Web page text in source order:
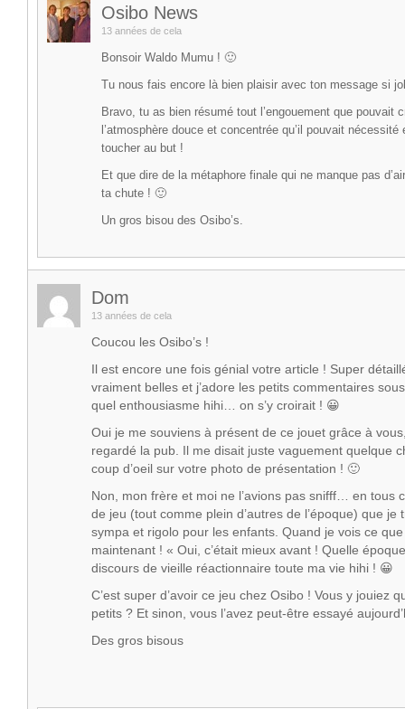
Osibo News
13 années de cela
Bonsoir Waldo Mumu ! 🙂
Tu nous fais encore là bien plaisir avec ton message si
Bravo, tu as bien résumé tout l’engouement que pouvait
l’atmosphère douce et concentrée qu’il pouvait nécessité
toucher au but !
Et que dire de la métaphore finale qui ne manque pas
ta chute ! 🙂
Un gros bisou des Osibo’s.
Dom
13 années de cela
Coucou les Osibo’s !
Il est encore une fois génial votre article ! Super
vraiment belles et j’adore les petits commentaires
quel enthousiasme hihi… on s’y croirait ! 😀
Oui je me souviens à présent de ce jouet grâce à
regardé la pub. Il me disait juste vaguement quelque
coup d’oeil sur votre photo de présentation ! 🙂
Non, mon frère et moi ne l’avions pas snifff… en tous
de jeu (tout comme plein d’autres de l’époque) que je
sympa et rigolo pour les enfants. Quand je vois ce que
maintenant ! « Oui, c’était mieux avant ! Quelle
discours de vieille réactionnaire toute ma vie hihi ! 😀
C’est super d’avoir ce jeu chez Osibo ! Vous y jouiez
petits ? Et sinon, vous l’avez peut-être essayé
Des gros bisous